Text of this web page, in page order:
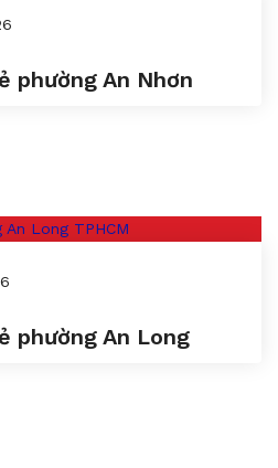
phường An Nhơn
phường An Long